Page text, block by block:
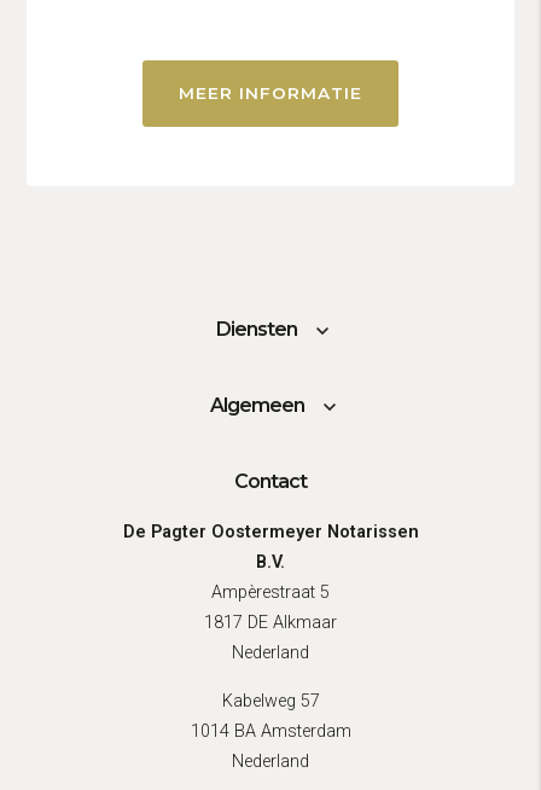
MEER INFORMATIE
Diensten
Algemeen
Contact
De Pagter Oostermeyer Notarissen
B.V.
Ampèrestraat 5
1817 DE Alkmaar
Nederland
Kabelweg 57
1014 BA Amsterdam
Nederland